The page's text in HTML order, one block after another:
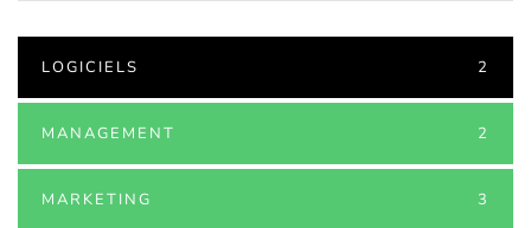
LOGICIELS 2
MANAGEMENT 2
MARKETING 3